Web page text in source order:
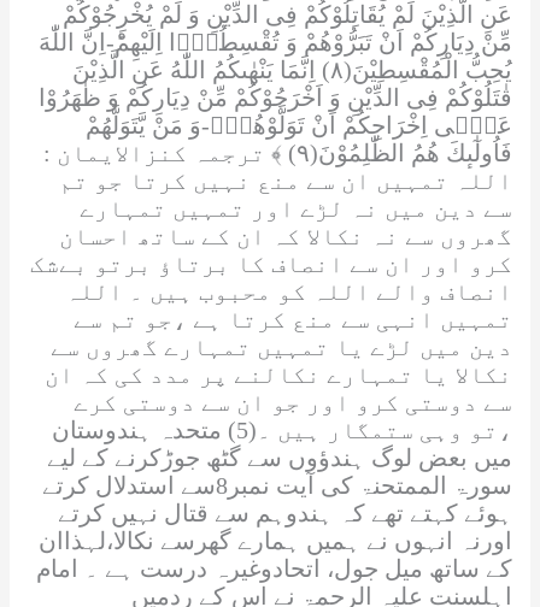
عَنِ الَّذِیْنَ لَمْ یُقَاتِلُوْكُمْ فِی الدِّیْنِ وَ لَمْ یُخْرِجُوْكُمْ
مِّنْ دِیَارِكُمْ اَنْ تَبَرُّوْهُمْ وَ تُقْسِطُوْۤا اِلَیْهِمْؕ-اِنَّ اللّٰهَ
یُحِبُّ الْمُقْسِطِیْنَ(۸) اِنَّمَا یَنْهٰىكُمُ اللّٰهُ عَنِ الَّذِیْنَ
قٰتَلُوْكُمْ فِی الدِّیْنِ وَ اَخْرَجُوْكُمْ مِّنْ دِیَارِكُمْ وَ ظٰهَرُوْا
عَلٰۤى اِخْرَاجِكُمْ اَنْ تَوَلَّوْهُمْۚ-وَ مَنْ یَّتَوَلَّهُمْ
فَاُولٰٓىٕكَ هُمُ الظّٰلِمُوْنَ(۹) ﴾
ترجمہ کنزالایمان :
اللہ
تمہیں ان سے منع نہیں کرتا جو تم
سے دین میں نہ لڑے اور تمہیں تمہارے
گھروں سے نہ نکالا کہ ان کے ساتھ احسان
کرو اور ان سے انصاف کا برتاؤ برتو بےشک
انصاف والے اللہ کو محبوب ہیں ۔
اللہ
تمہیں انہی سے منع کرتا ہے ،جو تم سے
دین میں لڑے یا تمہیں تمہارے گھروں سے
نکالا یا تمہارے نکالنے پر مدد کی کہ ان
سے دوستی کرو اور جو ان سے دوستی کرے
،تو وہی ستمگار ہیں ۔(5) متحدہ ہندوستان
میں بعض لوگ ہندؤوں سے گٹھ جوڑکرنے کے لیے
سورۃ الممتحنۃ
کی آیت نمبر8سے استدلال کرتے
ہوئے کہتے تھے کہ ہندوہم سے قتال نہیں کرتے
اورنہ انہوں نے ہمیں ہمارے گھرسے نکالا،لہذاان
کے ساتھ میل جول، اتحادوغیرہ درست ہے ۔ امام
اہلسنت علیہ الرحمۃ نے اس کے ردمیں